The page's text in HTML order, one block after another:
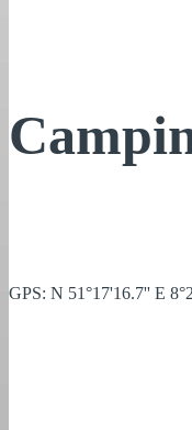
GPS: N 51°17'16.7'' E